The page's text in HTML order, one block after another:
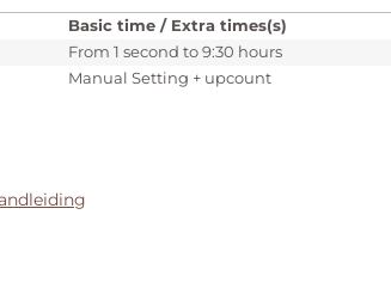
Basic time / Extra times(s)
From 1 second to 9:30 hours
Manual Setting + upcount